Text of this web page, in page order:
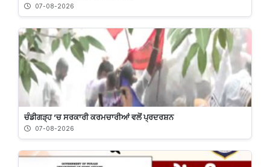
07-08-2026
ਚੰਡੀਗੜ੍ਹ ’ਚ ਸਰਕਾਰੀ ਕਰਮਚਾਰੀਆਂ ਵਲੋਂ ਪ੍ਰਦਰਸ਼ਨ
07-08-2026